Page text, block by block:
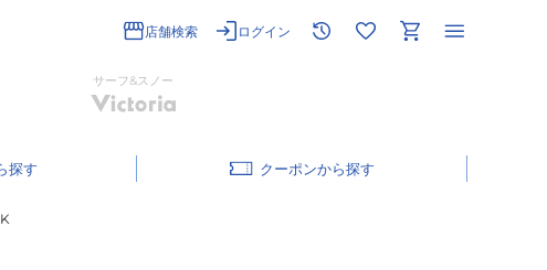
店舗検索 ログイン
サーフ&スノー
クーポン